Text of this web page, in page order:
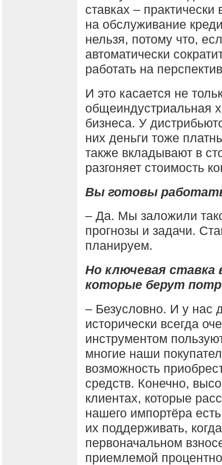
ставках –
на обслуживание
нельзя, потому что,
автоматически
работать на
И это касается не
общеиндустриальная
бизнеса. У
них деньги тоже
также вкладывают в
разгоняет стоимость
Вы готовы
– Да. Мы заложили
прогнозы и задачи.
планируем.
Но ключевая
которые берут
– Безусловно. И у нас
исторически всегда
инструментом
многие наши
возможность
средств. Конечно,
клиентах, которые
нашего импортёра
их поддерживать,
первоначальном
приемлемой